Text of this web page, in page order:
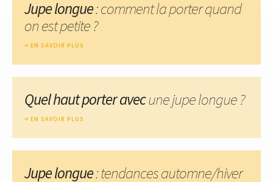
Jupe longue: comment la porter quand
on est petite ?
EN SAVOIR PLUS
Quel haut porter avecune jupe longue ?
EN SAVOIR PLUS
Jupe longue: tendances automne/hiver